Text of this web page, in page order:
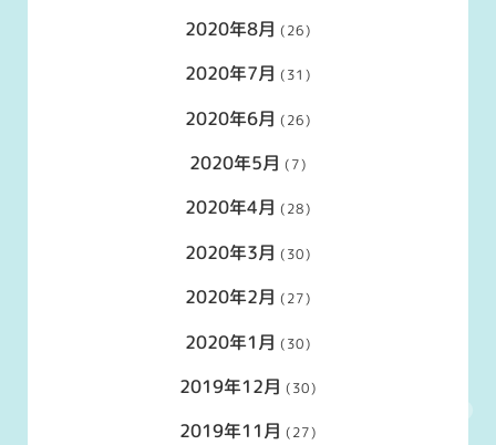
2020年8月 (26)
2020年7月 (31)
2020年6月 (26)
2020年5月 (7)
2020年4月 (28)
2020年3月 (30)
2020年2月 (27)
2020年1月 (30)
2019年12月 (30)
2019年11月 (27)